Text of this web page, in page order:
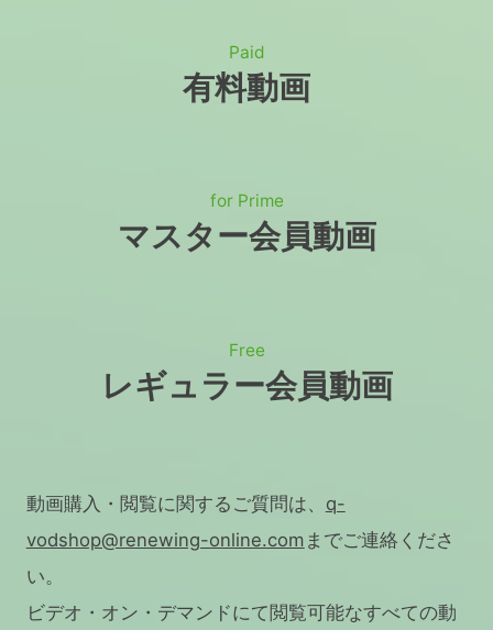
Paid
有料動画
for Prime
マスター会員動画
Free
レギュラー会員動画
動画購入・閲覧に関するご質問は、 q-
vodshop@renewing-online.com までご連絡くださ
い。
ビデオ・オン・デマンドにて閲覧可能なすべての動